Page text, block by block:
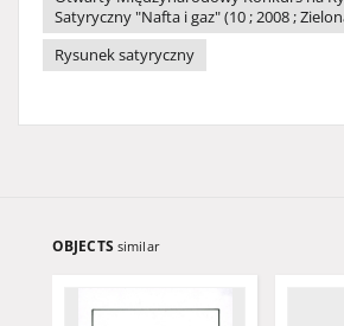
Satyryczny "Nafta i gaz" (10 ; 2008 ;
Rysunek satyryczny
OBJECTS similar